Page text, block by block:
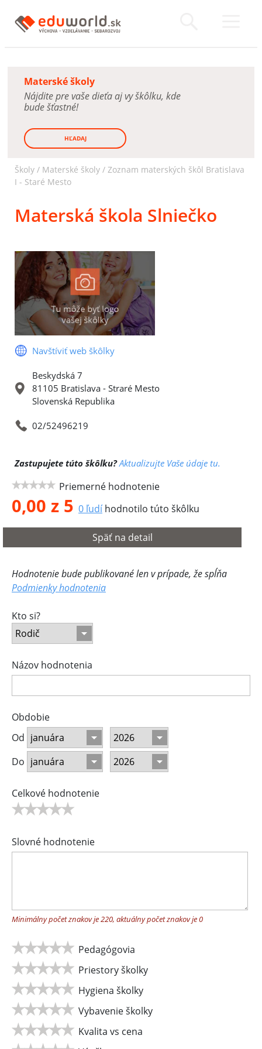
Materské školy
Nájdite pre vaše dieťa aj vy škôlku, kde
bude šťastné!
HĽADAJ
Školy / Materské školy / Zoznam materských škôl Bratislava
I - Staré Mesto
Materská škola Slniečko
Navštíviť web škôlky
Beskydská 7
81105 Bratislava - Straré Mesto
Slovenská Republika
02/52496219
Zastupujete túto škôlku? Aktualizujte Vaše údaje tu.
Priemerné hodnotenie
0,00 z 5 0 ľudíhodnotilo túto škôlku
Späť na detail
Hodnotenie bude publikované len v prípade, že spĺňa
Podmienky hodnotenia
Kto si?
Názov hodnotenia
Obdobie
Od
Do
Celkové hodnotenie
Slovné hodnotenie
Minimálny počet znakov je 220, aktuálny počet znakov je0
Pedagógovia
Priestory školky
Hygiena školky
Vybavenie školky
Kvalita vs cena